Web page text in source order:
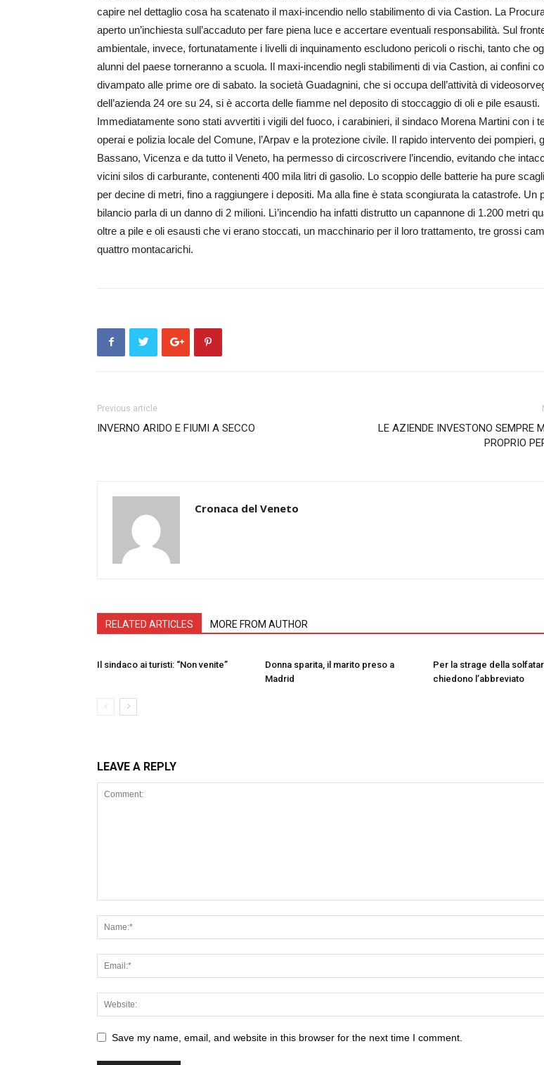
capire nel dettaglio cosa ha scatenato il maxi-incendio nello stabilimento di via Castion. La
aperto un’inchiesta sull’accaduto per fare piena luce e accertare eventuali responsabilità. Sul
ambientale, invece, fortunatamente i livelli di inquinamento escludono pericoli o rischi, tanto che
alunni del paese torneranno a scuola. Il maxi-incendio negli stabilimenti di via Castion, ai confini
divampato alle prime ore di sabato. la società Guadagnini, che si occupa dell’attività di
dell’azienda 24 ore su 24, si è accorta delle fiamme nel deposito di stoccaggio di oli e pile esausti.
Immediatamente sono stati avvertiti i vigili del fuoco, i carabinieri, il sindaco Morena Martini con i
operai e polizia locale del Comune, l’Arpav e la protezione civile. Il rapido intervento dei pompieri,
Bassano, Vicenza e da tutto il Veneto, ha permesso di circoscrivere l’incendio, evitando che
vicini silos di carburante, contenenti 400 mila litri di gasolio. Lo scoppio delle batterie ha pure
per decine di metri, fino a raggiungere i depositi. Ma alla fine è stata scongiurata la catastrofe. Un
bilancio parla di un danno di 2 milioni. Lì’incendio ha infatti distrutto un capannone di 1.200 metri
oltre a pile e oli esausti che vi erano stoccati, un macchinario per il loro trattamento, tre grossi
quattro montacarichi.
Previous article
INVERNO ARIDO E FIUMI A SECCO
LE AZIENDE INVESTONO SEMPRE
PROPRIO
Cronaca del Veneto
RELATED ARTICLES MORE FROM AUTHOR
Il sindaco ai turisti: “Non venite”
Donna sparita, il marito preso a
Madrid
Per la strage della
chiedono l’abbreviato
LEAVE A REPLY
Save my name, email, and website in this browser for the next time I comment.